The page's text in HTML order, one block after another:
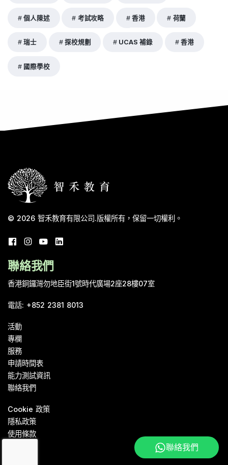
個人陳述 考試攻略 香港 荷蘭
瑞士 探校規劃 UCAS 補錄 香港
國際學校
© 2026 智禾教育有限公司.版權所有，保留一切權利。
聯絡我們
香港銅鑼灣勿地臣街1號時代廣場2座28樓07室
電話: +852 2381 8013
活動
專欄
服務
申請時間表
能力測試資訊
聯絡我們
Cookie 政策
隱私政策
使用條款
聯絡我們